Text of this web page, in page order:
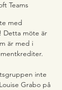
Teams
med
Detta möte är
är med i
inte
Grabo på